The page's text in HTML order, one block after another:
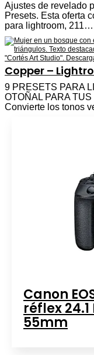
Ajustes de revelado
Presets. Esta oferta
para lightroom, 211…
Copper –
9 PRESETS PARA
OTOÑAL PARA
Convierte los tonos
Canon
réflex
55mm